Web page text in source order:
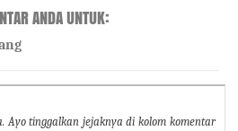
ANDA UNTUK:
Ayo tinggalkan jejaknya di kolom komentar